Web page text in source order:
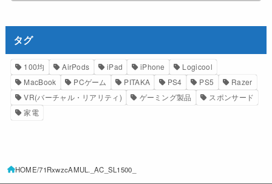
タグ
100均 AirPods iPad iPhone
Logicool
MacBook
PCゲーム PITAKA PS4 PS5
Razer
VR(バーチャル・リアリティ)
ゲーミング製品
スポンサード
家電
HOME 71RxwzcAMUL._AC_SL1500_